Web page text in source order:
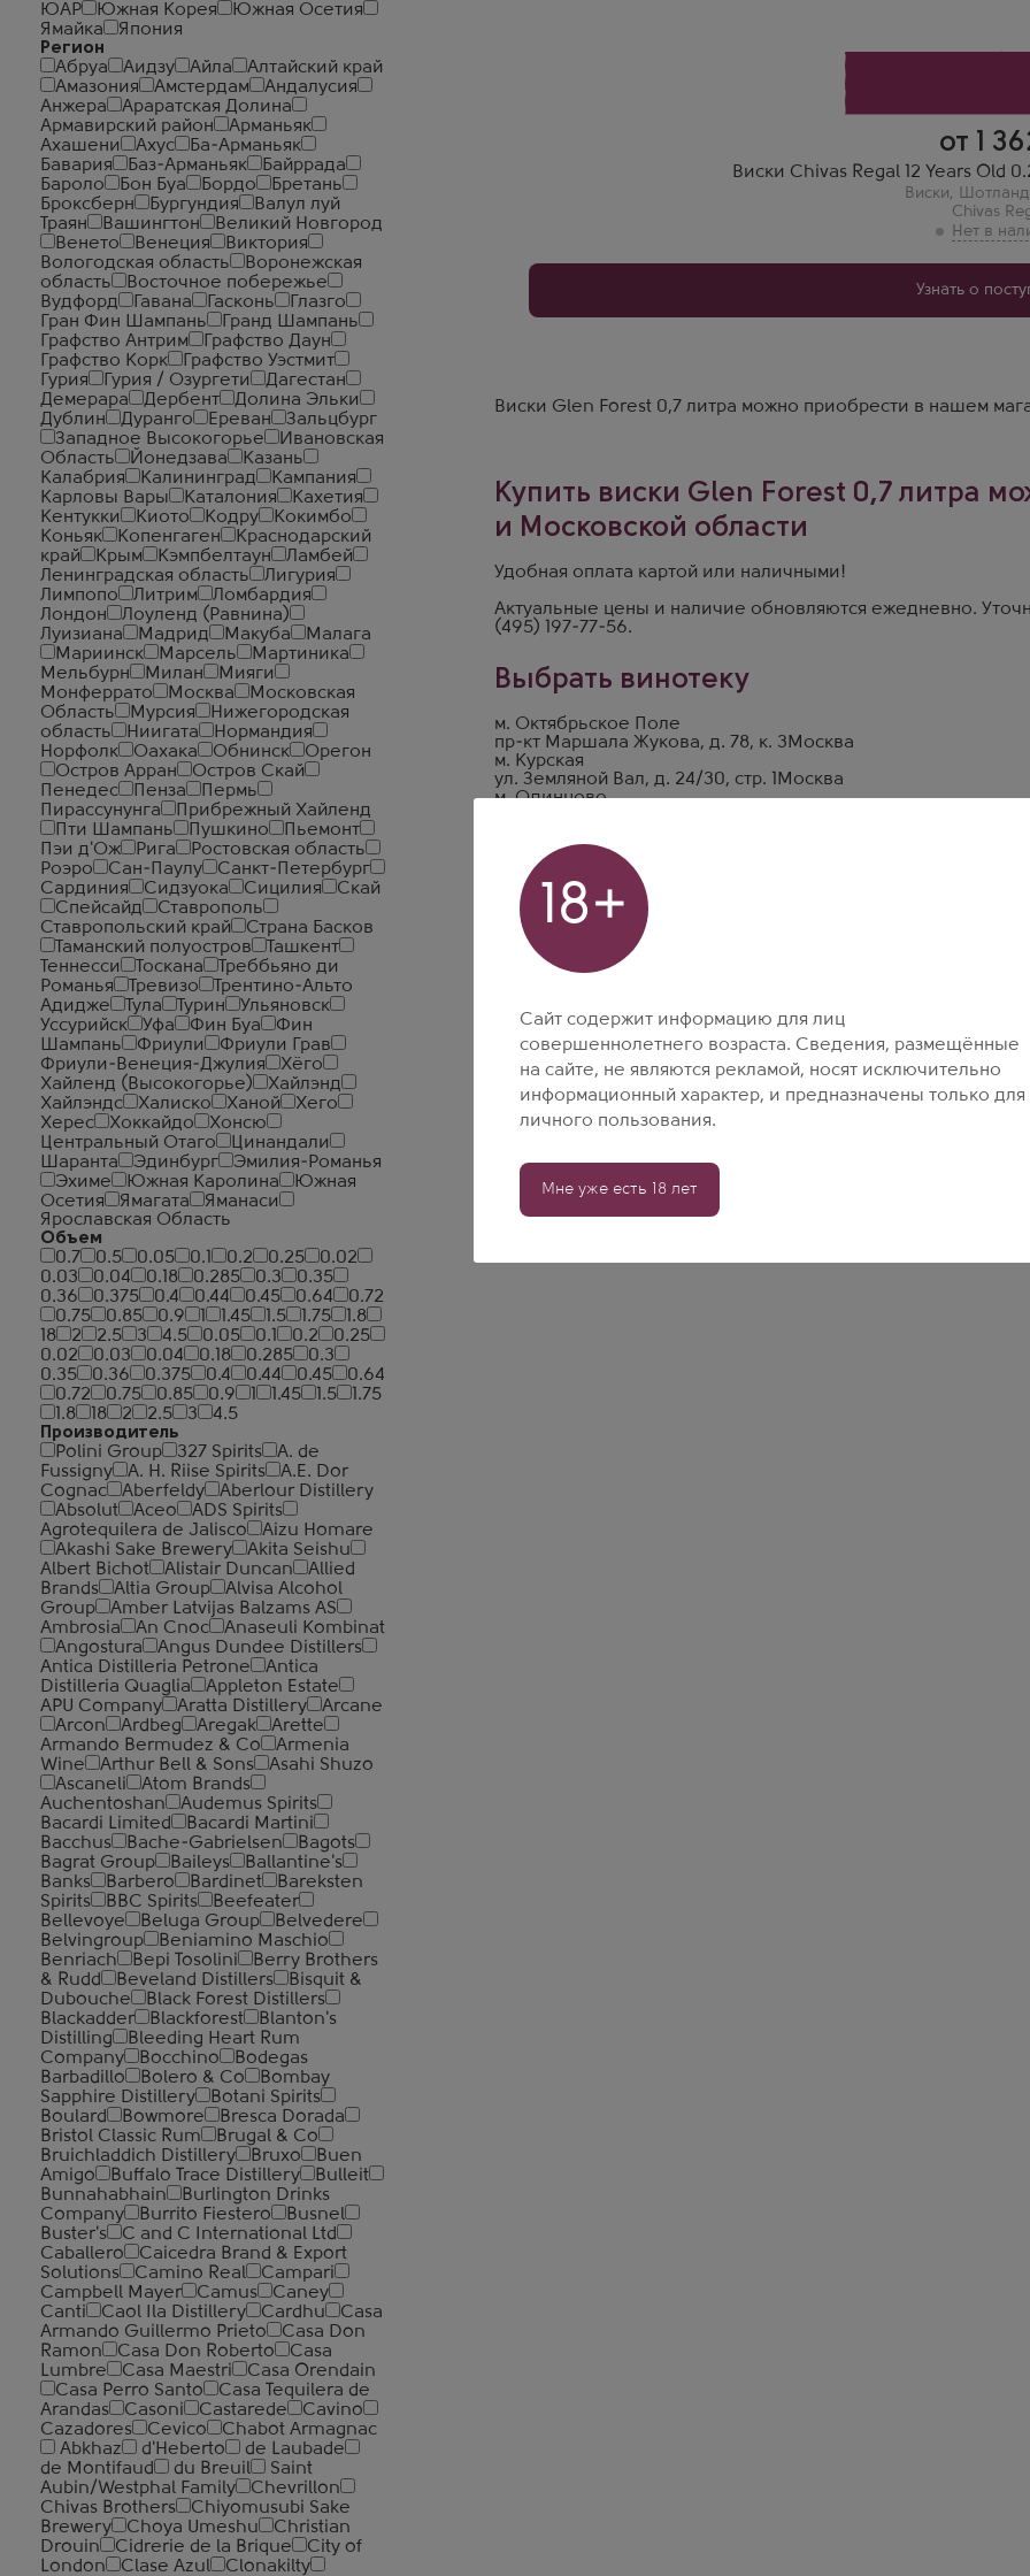
ЮАР
Южная Корея
Южная Осетия
Ямайка
Япония
Регион
Абруа
Аидзу Айла
Алтайский край
Амазония
Амстердам
Андалусия
Анжера
Араратская Долина
Армавирский район
Арманьяк
Ахашени
Ахус
Ба-Арманьяк
Бавария
Баз-Арманьяк
Байррада
Бароло
Бон Буа Бордо
Бретань
Броксберн
Бургундия
Валул луй
Траян
Вашингтон
Великий Новгород
Венето
Венеция
Виктория
Вологодская область
Воронежская
область
Восточное побережье
Вудфорд
Гавана Гасконь
Глазго
Гран Фин Шампань
Гранд Шампань
Графство Антрим
Графство Даун
Графство Корк
Графство Уэстмит
Гурия
Гурия / Озургети
Дагестан
Демерара
Дербент
Долина Эльки
Дублин
Дуранго Ереван
Зальцбург
Западное Высокогорье
Ивановская
Область
Йонедзава
Казань
Калабрия
Калининград
Кампания
Карловы Вары
Каталония
Кахетия
Кентукки
Киото Кодру
Кокимбо
Коньяк
Копенгаген
Краснодарский
край
Крым Кэмпбелтаун
Ламбей
Ленинградская область
Лигурия
Лимпопо
Литрим
Ломбардия
Лондон
Лоуленд (Равнина)
Луизиана
Мадрид Макуба
Малага
Мариинск
Марсель
Мартиника
Мельбурн
Милан
Мияги
Монферрато
Москва
Московская
Область
Мурсия
Нижегородская
область
Ниигата
Нормандия
Норфолк
Оахака Обнинск
Орегон
Остров Арран
Остров Скай
Пенедес
Пенза
Пермь
Пирассунунга
Прибрежный Хайленд
Пти Шампань
Пушкино
Пьемонт
Пэи д'Ож
Рига
Ростовская область
Роэро
Сан-Паулу
Санкт-Петербург
Сардиния
Сидзуока Сицилия
Скай
Спейсайд
Ставрополь
Ставропольский край
Страна Басков
Таманский полуостров
Ташкент
Теннесси
Тоскана
Треббьяно ди
Романья
Тревизо
Трентино-Альто
Адидже
Тула Турин
Ульяновск
Уссурийск
Уфа Фин Буа
Фин
Шампань
Фриули
Фриули Грав
Фриули-Венеция-Джулия
Хёго
Хайленд (Высокогорье)
Хайлэнд
Хайлэндс
Халиско Ханой
Хего
Херес
Хоккайдо
Хонсю
Центральный Отаго
Цинандали
Шаранта
Эдинбург
Эмилия-Романья
Эхиме
Южная Каролина
Южная
Осетия
Ямагата
Яманаси
Ярославская Область
Объем
0.7
0.5 0.05 0.1 0.2 0.25
0.02
0.03
0.04 0.18 0.285 0.3
0.35
0.36
0.375 0.4 0.44 0.45 0.64
0.72
0.75
0.85 0.9 1.45 1.5 1.75
1.8
18
2 2.5 3 4.5 0.05 0.1 0.2
0.25
0.02
0.03 0.04 0.18 0.285
0.3
0.35
0.36 0.375 0.4 0.44 0.45
0.64
0.72
0.75 0.85 0.9 1.45 1.5
1.75
1.8
18 2 2.5 3
4.5
Производитель
Polini Group
327 Spirits
A. de
Fussigny
A. H. Riise Spirits
A.E. Dor
Cognac
Aberfeldy
Aberlour Distillery
Absolut
Aceo
ADS Spirits
Agrotequilera de Jalisco
Aizu Homare
Akashi Sake Brewery
Akita Seishu
Albert Bichot
Alistair Duncan
Allied
Brands
Altia Group
Alvisa Alcohol
Group
Amber Latvijas Balzams AS
Ambrosia
An Cnoc
Anaseuli Kombinat
Angostura
Angus Dundee Distillers
Antica Distilleria Petrone
Antica
Distilleria Quaglia
Appleton Estate
APU Company
Aratta Distillery
Arcane
Arcon
Ardbeg Aregak
Arette
Armando Bermudez & Co
Armenia
Wine
Arthur Bell & Sons
Asahi Shuzo
Ascaneli
Atom Brands
Auchentoshan
Audemus Spirits
Bacardi Limited
Bacardi Martini
Bacchus
Bache-Gabrielsen
Bagots
Bagrat Group
Baileys
Ballantine's
Banks
Barbero Bardinet
Bareksten
Spirits
BBC Spirits
Beefeater
Bellevoye
Beluga Group
Belvedere
Belvingroup
Beniamino Maschio
Benriach
Bepi Tosolini
Berry Brothers
& Rudd
Beveland Distillers
Bisquit &
Dubouche
Black Forest Distillers
Blackadder
Blackforest
Blanton's
Distilling
Bleeding Heart Rum
Company
Bocchino
Bodegas
Barbadillo
Bolero & Co
Bombay
Sapphire Distillery
Botani Spirits
Boulard
Bowmore
Bresca Dorada
Bristol Classic Rum
Brugal & Co
Bruichladdich Distillery
Bruxo
Buen
Amigo
Buffalo Trace Distillery
Bulleit
Bunnahabhain
Burlington Drinks
Company
Burrito Fiestero
Busnel
Buster's
C and C International Ltd
Caballero
Caicedra Brand & Export
Solutions
Camino Real
Campari
Campbell Mayer
Camus
Caney
Canti
Caol Ila Distillery Cardhu
Casa
Armando Guillermo Prieto
Casa Don
Ramon
Casa Don Roberto
Casa
Lumbre
Casa Maestri
Casa Orendain
Casa Perro Santo
Casa Tequilera de
Arandas
Casoni Castarede
Cavino
Cazadores
Cevico
Chabot Armagnac
Abkhaz
d'Heberto
de Laubade
de Montifaud
du Breuil
Saint
Aubin/Westphal Family
Chevrillon
Chivas Brothers
Chiyomusubi Sake
Brewery
Choya Umeshu
Christian
Drouin
Cidrerie de la Brique
City of
London
Clase Azul Clonakilty
от 1
Виски Chivas Regal 12 Years Old
Виски,
Chivas
Узнать о
Виски Glen Forest 0,7 литра можно приобрести в нашем
Купить виски Glen Forest 0,7 литра
и Московской области
Удобная оплата картой или наличными!
Актуальные цены и наличие обновляются ежедневно.
(495) 197-77-56.
Выбрать винотеку
м. Октябрьское Поле
пр-кт Маршала Жукова, д. 78, к. 3 Москва
м. Курская
ул. Земляной Вал, д. 24/30, стр. 1
Москва
м. Одинцово
18+
Сайт содержит информацию для лиц
совершеннолетнего возраста. Сведения, размещённые
на сайте, не являются рекламой, носят исключительно
информационный характер, и предназначены только для
личного пользования.
Мне уже есть 18 лет